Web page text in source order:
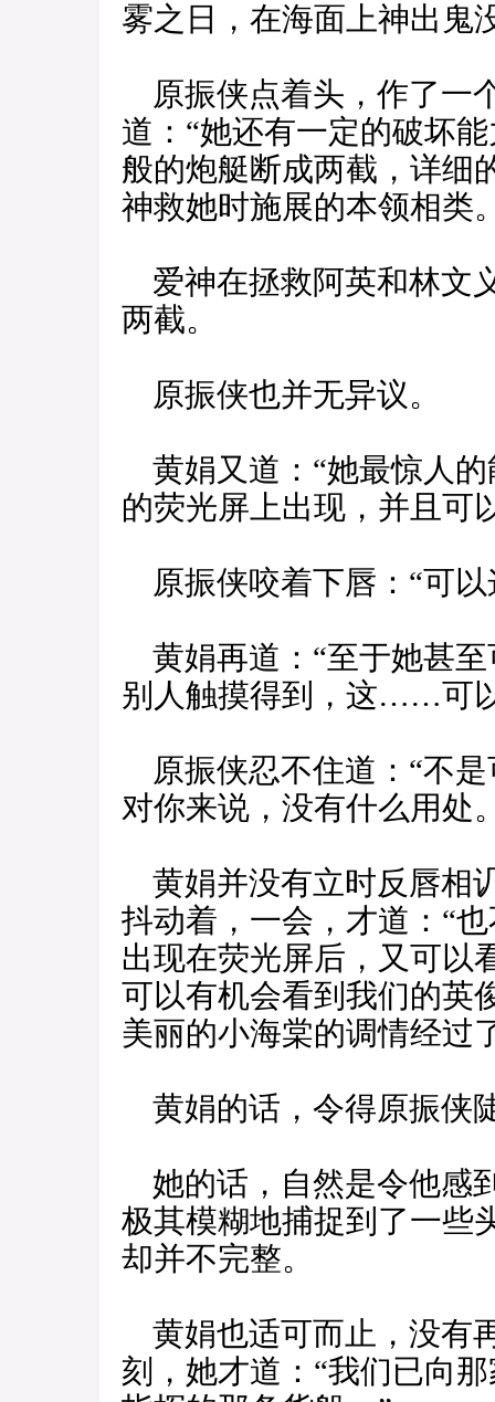
雾之日，在海面上神出
原振侠点着头，作了一
道：“她还有一定的破坏
般的炮艇断成两截，详细
神救她时施展的本领相类
爱神在拯救阿英和林文
两截。
原振侠也并无异议。
黄娟又道：“她最惊人
的荧光屏上出现，并且可
原振侠咬着下唇：“可以
黄娟再道：“至于她甚
别人触摸得到，这……可
原振侠忍不住道：“不
对你来说，没有什么用处
黄娟并没有立时反唇相
抖动着，一会，才道：“
出现在荧光屏后，又可以
可以有机会看到我们的英
美丽的小海棠的调情经过
黄娟的话，令得原振侠
她的话，自然是令他感
极其模糊地捕捉到了一些
却并不完整。
黄娟也适可而止，没有
刻，她才道：“我们已向